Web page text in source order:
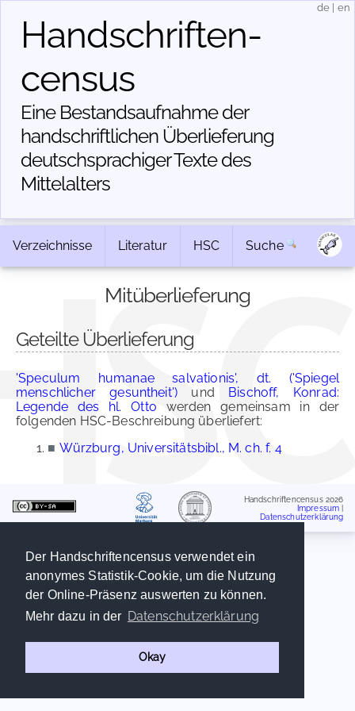
Der Handschriftencensus verwendet ein
anonymes Statistik-Cookie, um die Nutzung
der Online-Präsenz auswerten zu können.
Mehr dazu in der Datenschutzerklärung
Okay
Handschriften­
census
Eine Bestandsaufnahme der
handschriftlichen Über­lieferung
deutschsprachiger Texte des
Mittelalters
de en
Verzeichnisse Literatur HSC Suche
Mitüberlieferung
Geteilte Überlieferung
'Speculum humanae salvationis', dt. ('Spiegel
menschlicher gesuntheit') und Bischoff, Konrad:
Legende des hl. Otto werden gemeinsam in der
folgenden HSC-Beschreibung überliefert:
■ Würzburg, Universitätsbibl., M. ch. f. 4
Handschriftencensus 2026
Impressum
Datenschutzerklärung